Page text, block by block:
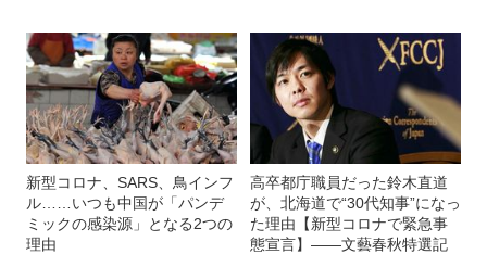
新型コロナ、SARS、鳥インフ
ル……いつも中国が「パンデ
ミックの感染源」となる2つの
理由
高卒都庁職員だった鈴木直道
が、北海道で“30代知事”になっ
た理由【新型コロナで緊急事
態宣言】――文藝春秋特選記